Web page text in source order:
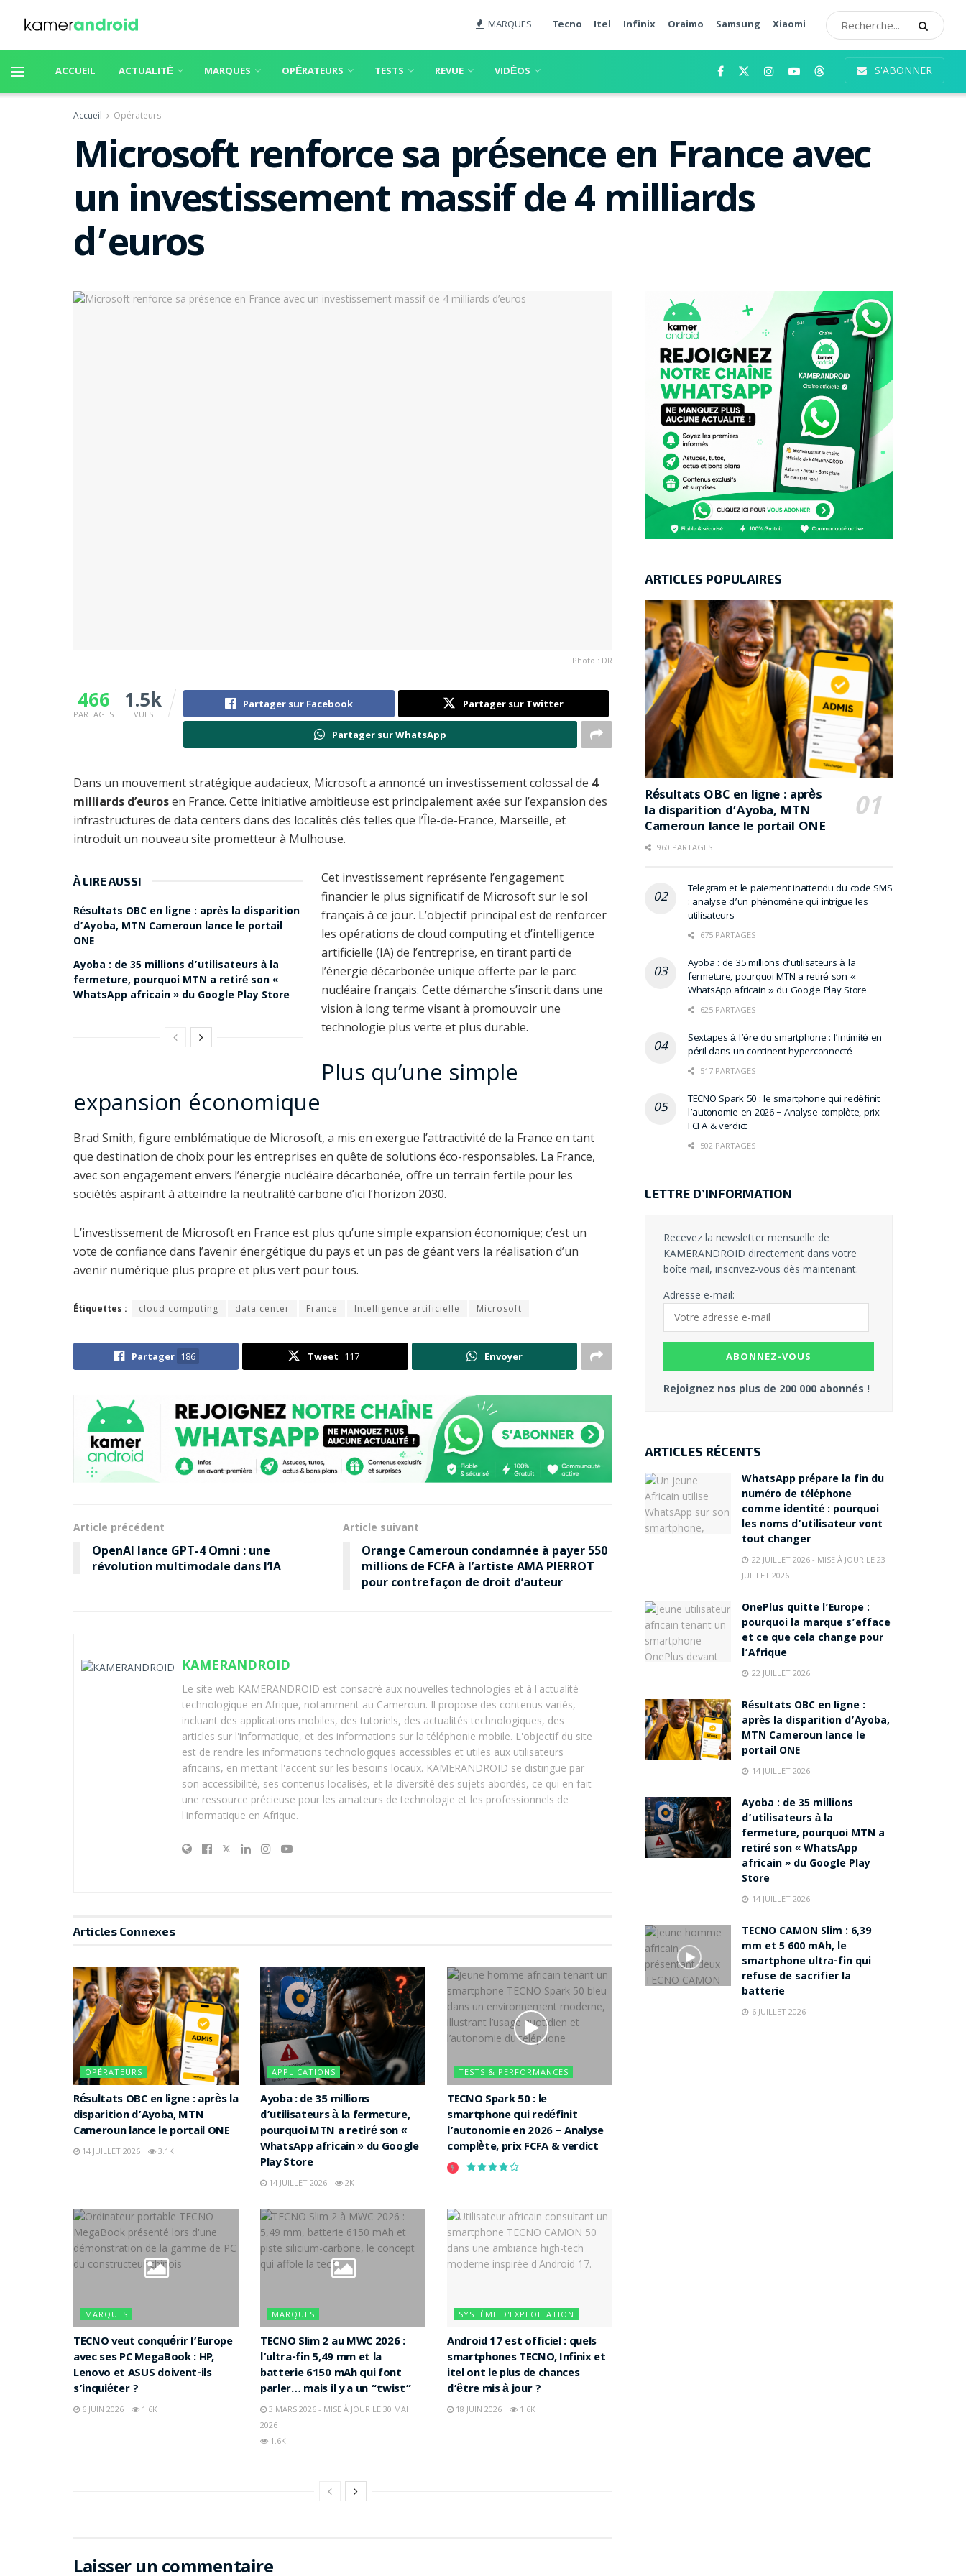
MARQUES Tecno Itel Infinix Oraimo Samsung Xiaomi
ACCUEIL ACTUALITÉ MARQUES OPÉRATEURS TESTS REVUE VIDÉOS S'ABONNER
Accueil Opérateurs
Microsoft renforce sa présence en France avec
un investissement massif de 4 milliards
d’euros
Photo : DR
466
PARTAGES
1.5k
VUES
Partager sur Facebook Partager sur Twitter
Partager sur WhatsApp
Dans un mouvement stratégique audacieux, Microsoft a annoncé un investissement colossal de 4
milliards d’eurosen France. Cette initiative ambitieuse est principalement axée sur l’expansion des
infrastructures de data centers dans des localités clés telles que l’Île-de-France, Marseille, et
introduit un nouveau site prometteur à Mulhouse.
À LIRE AUSSI
Résultats OBC en ligne : après la disparition
d’Ayoba, MTN Cameroun lance le portail
ONE
Ayoba : de 35 millions d’utilisateurs à la
fermeture, pourquoi MTN a retiré son «
WhatsApp africain » du Google Play Store
Cet investissement représente l’engagement
financier le plus significatif de Microsoft sur le sol
français à ce jour. L’objectif principal est de renforcer
les opérations de cloud computing et d’intelligence
artificielle (IA) de l’entreprise, en tirant parti de
l’énergie décarbonée unique offerte par le parc
nucléaire français. Cette démarche s’inscrit dans une
vision à long terme visant à promouvoir une
technologie plus verte et plus durable.
Plus qu’une simple
expansion économique
Brad Smith, figure emblématique de Microsoft, a mis en exergue l’attractivité de la France en tant
que destination de choix pour les entreprises en quête de solutions éco-responsables. La France,
avec son engagement envers l’énergie nucléaire décarbonée, offre un terrain fertile pour les
sociétés aspirant à atteindre la neutralité carbone d’ici l’horizon 2030.
L’investissement de Microsoft en France est plus qu’une simple expansion économique; c’est un
vote de confiance dans l’avenir énergétique du pays et un pas de géant vers la réalisation d’un
avenir numérique plus propre et plus vert pour tous.
Étiquettes : cloud computing data center France Intelligence artificielle Microsoft
Partager 186 Tweet 117 Envoyer
Article précédent
OpenAI lance GPT-4 Omni : une
révolution multimodale dans l’IA
Article suivant
Orange Cameroun condamnée à payer 550
millions de FCFA à l’artiste AMA PIERROT
pour contrefaçon de droit d’auteur
KAMERANDROID
Le site web KAMERANDROID est consacré aux nouvelles technologies et à l'actualité
technologique en Afrique, notamment au Cameroun. Il propose des contenus variés,
incluant des applications mobiles, des tutoriels, des actualités technologiques, des
articles sur l'informatique, et des informations sur la téléphonie mobile. L'objectif du site
est de rendre les informations technologiques accessibles et utiles aux utilisateurs
africains, en mettant l'accent sur les besoins locaux. KAMERANDROID se distingue par
son accessibilité, ses contenus localisés, et la diversité des sujets abordés, ce qui en fait
une ressource précieuse pour les amateurs de technologie et les professionnels de
l'informatique en Afrique.
Articles Connexes
OPÉRATEURS
Résultats OBC en ligne : après la
disparition d’Ayoba, MTN
Cameroun lance le portail ONE
14 JUILLET 2026 3.1K
APPLICATIONS
Ayoba : de 35 millions
d’utilisateurs à la fermeture,
pourquoi MTN a retiré son «
WhatsApp africain » du Google
Play Store
14 JUILLET 2026 2K
TESTS & PERFORMANCES
TECNO Spark 50 : le
smartphone qui redéfinit
l’autonomie en 2026 – Analyse
complète, prix FCFA & verdict
MARQUES
TECNO veut conquérir l’Europe
avec ses PC MegaBook : HP,
Lenovo et ASUS doivent-ils
s’inquiéter ?
6 JUIN 2026 1.6K
MARQUES
TECNO Slim 2 au MWC 2026 :
l’ultra-fin 5,49 mm et la
batterie 6150 mAh qui font
parler… mais il y a un “twist”
3 MARS 2026 - MISE À JOUR LE 30 MAI
2026
1.6K
SYSTÈME D'EXPLOITATION
Android 17 est officiel : quels
smartphones TECNO, Infinix et
itel ont le plus de chances
d’être mis à jour ?
18 JUIN 2026 1.6K
Laisser un commentaire
ARTICLES POPULAIRES
Résultats OBC en ligne : après
la disparition d’Ayoba, MTN
Cameroun lance le portail ONE
960 PARTAGES
Telegram et le paiement inattendu du code SMS
: analyse d’un phénomène qui intrigue les
utilisateurs
675 PARTAGES
Ayoba : de 35 millions d’utilisateurs à la
fermeture, pourquoi MTN a retiré son «
WhatsApp africain » du Google Play Store
625 PARTAGES
Sextapes à l’ère du smartphone : l’intimité en
péril dans un continent hyperconnecté
517 PARTAGES
TECNO Spark 50 : le smartphone qui redéfinit
l’autonomie en 2026 – Analyse complète, prix
FCFA & verdict
502 PARTAGES
LETTRE D’INFORMATION
Recevez la newsletter mensuelle de
KAMERANDROID directement dans votre
boîte mail, inscrivez-vous dès maintenant.
Adresse e-mail:
Rejoignez nos plus de 200 000 abonnés !
ARTICLES RÉCENTS
WhatsApp prépare la fin du
numéro de téléphone
comme identité : pourquoi
les noms d’utilisateur vont
tout changer
22 JUILLET 2026 - MISE À JOUR LE 23
JUILLET 2026
OnePlus quitte l’Europe :
pourquoi la marque s’efface
et ce que cela change pour
l’Afrique
22 JUILLET 2026
Résultats OBC en ligne :
après la disparition d’Ayoba,
MTN Cameroun lance le
portail ONE
14 JUILLET 2026
Ayoba : de 35 millions
d’utilisateurs à la
fermeture, pourquoi MTN a
retiré son « WhatsApp
africain » du Google Play
Store
14 JUILLET 2026
TECNO CAMON Slim : 6,39
mm et 5 600 mAh, le
smartphone ultra-fin qui
refuse de sacrifier la
batterie
6 JUILLET 2026